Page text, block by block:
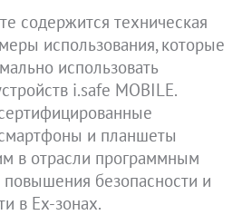
содержится техническая
использования, которые
использовать
i.safe MOBILE.
и планшеты
в отрасли программным
безопасности и
в Ex-зонах.